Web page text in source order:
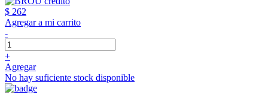
$ 262
Agregar a mi carrito
-
+
Agregar
No hay suficiente stock disponible